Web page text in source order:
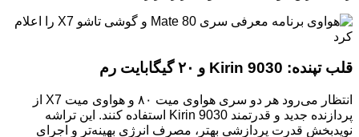
قلب تپنده: Kirin 9030 و ۲۰ گیگابایت رم
انتظار می‌رود هر دو سری هواوی میت ۸۰ و هواوی میت X7 از
پردازنده جدید و قدرتمند Kirin 9030 استفاده کنند. این تراشه
نویدبخش قدرت پردازشی بهتر، مصرف انرژی بهینه‌تر و اجرای